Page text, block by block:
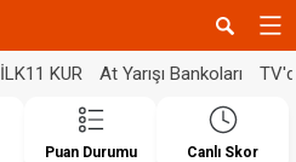
İLK11 KUR At Yarışı Bankoları
Puan Durumu Canlı Skor